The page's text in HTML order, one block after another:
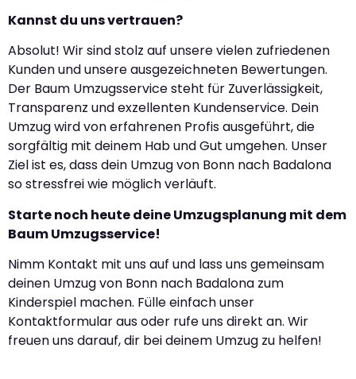
Kannst du uns vertrauen?
Absolut! Wir sind stolz auf unsere vielen zufriedenen
Kunden und unsere ausgezeichneten Bewertungen.
Der Baum Umzugsservice steht für Zuverlässigkeit,
Transparenz und exzellenten Kundenservice. Dein
Umzug wird von erfahrenen Profis ausgeführt, die
sorgfältig mit deinem Hab und Gut umgehen. Unser
Ziel ist es, dass dein Umzug von Bonn nach Badalona
so stressfrei wie möglich verläuft.
Starte noch heute deine Umzugsplanung mit dem
Baum Umzugsservice!
Nimm Kontakt mit uns auf und lass uns gemeinsam
deinen Umzug von Bonn nach Badalona zum
Kinderspiel machen. Fülle einfach unser
Kontaktformular aus oder rufe uns direkt an. Wir
freuen uns darauf, dir bei deinem Umzug zu helfen!